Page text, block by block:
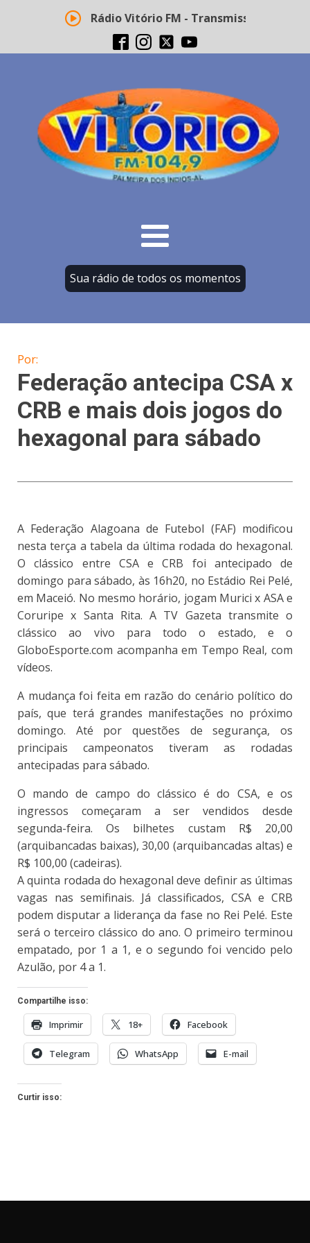
Rádio Vitório FM - Transmissão ao vivo
Sua rádio de todos os momentos
Por:
Federação antecipa CSA x
CRB e mais dois jogos do
hexagonal para sábado
A Federação Alagoana de Futebol (FAF) modificou
nesta terça a tabela da última rodada do hexagonal.
O clássico entre CSA e CRB foi antecipado de
domingo para sábado, às 16h20, no Estádio Rei Pelé,
em Maceió. No mesmo horário, jogam Murici x ASA e
Coruripe x Santa Rita. A TV Gazeta transmite o
clássico ao vivo para todo o estado, e o
GloboEsporte.com acompanha em Tempo Real, com
vídeos.
A mudança foi feita em razão do cenário político do
país, que terá grandes manifestações no próximo
domingo. Até por questões de segurança, os
principais campeonatos tiveram as rodadas
antecipadas para sábado.
O mando de campo do clássico é do CSA, e os
ingressos começaram a ser vendidos desde
segunda-feira. Os bilhetes custam R$ 20,00
(arquibancadas baixas), 30,00 (arquibancadas altas) e
R$ 100,00 (cadeiras).
A quinta rodada do hexagonal deve definir as últimas
vagas nas semifinais. Já classificados, CSA e CRB
podem disputar a liderança da fase no Rei Pelé. Este
será o terceiro clássico do ano. O primeiro terminou
empatado, por 1 a 1, e o segundo foi vencido pelo
Azulão, por 4 a 1.
Compartilhe isso:
Imprimir 18+ Facebook
Telegram WhatsApp E-mail
Curtir isso: